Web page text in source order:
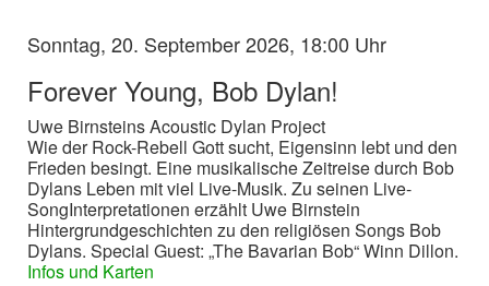
Sonntag, 20. September 2026, 18:00 Uhr
Forever Young, Bob Dylan!
Uwe Birnsteins Acoustic Dylan Project
Wie der Rock-Rebell Gott sucht, Eigensinn lebt und den
Frieden besingt. Eine musikalische Zeitreise durch Bob
Dylans Leben mit viel Live-Musik. Zu seinen Live-
SongInterpretationen erzählt Uwe Birnstein
Hintergrundgeschichten zu den religiösen Songs Bob
Dylans. Special Guest: „The Bavarian Bob“ Winn Dillon.
Infos und Karten